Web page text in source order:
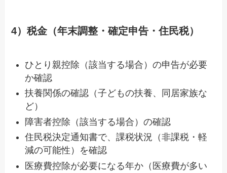
4）税金（年末調整・確定申告・住民税）
ひとり親控除（該当する場合）の申告が必要
か確認
扶養関係の確認（子どもの扶養、同居家族な
ど）
障害者控除（該当する場合）の確認
住民税決定通知書で、課税状況（非課税・軽
減の可能性）を確認
医療費控除が必要になる年か（医療費が多い